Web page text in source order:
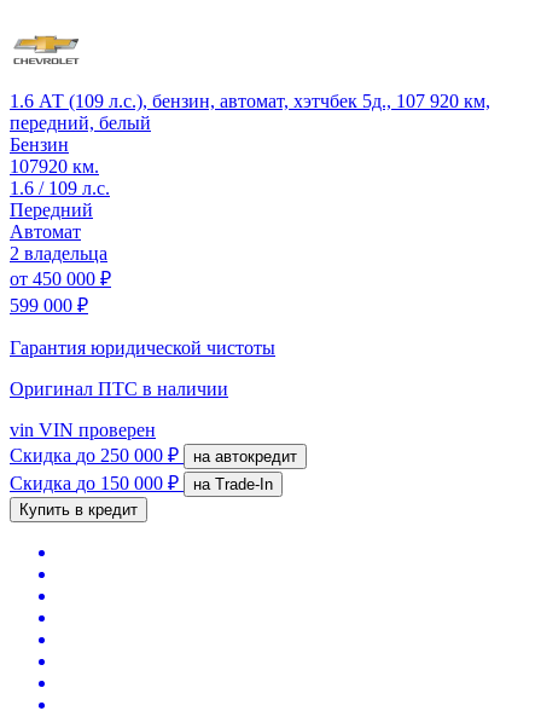
1.6 АТ (109 л.с.), бензин, автомат, хэтчбек 5д., 107 920 км,
передний, белый
Бензин
107920 км.
1.6 / 109 л.с.
Передний
Автомат
2 владельца
от 450 000 ₽
599 000 ₽
Гарантия юридической чистоты
Оригинал ПТС в наличии
vin VIN проверен
Скидка до 250 000 ₽ на автокредит
Скидка до 150 000 ₽
на Trade-In
Купить в кредит